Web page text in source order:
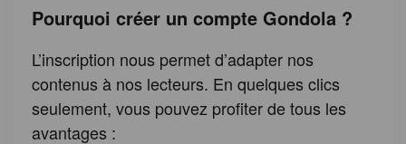
Pourquoi créer un compte Gondola ?
L’inscription nous permet d’adapter nos
contenus à nos lecteurs. En quelques clics
seulement, vous pouvez profiter de tous les
avantages :